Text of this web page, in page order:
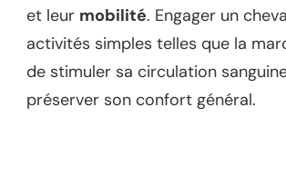
et leur mobilité. Engager un
activités simples telles que la
de stimuler sa circulation
préserver son confort général.